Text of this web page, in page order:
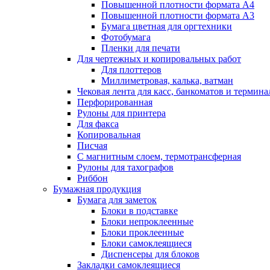
Повышенной плотности формата А4
Повышенной плотности формата А3
Бумага цветная для оргтехники
Фотобумага
Пленки для печати
Для чертежных и копировальных работ
Для плоттеров
Миллиметровая, калька, ватман
Чековая лента для касс, банкоматов и
Перфорированная
Рулоны для принтера
Для факса
Копировальная
Писчая
С магнитным слоем, термотрансферная
Рулоны для тахографов
Риббон
Бумажная продукция
Бумага для заметок
Блоки в подставке
Блоки непроклеенные
Блоки проклеенные
Блоки самоклеящиеся
Диспенсеры для блоков
Закладки самоклеящиеся